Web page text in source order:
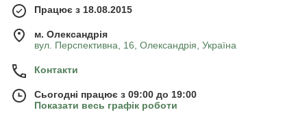
Працює з 18.08.2015
м. Олександрія
вул. Перспективна, 16, Олександрія, Україна
Контакти
Сьогодні працює з 09:00 до 19:00
Показати весь графік роботи